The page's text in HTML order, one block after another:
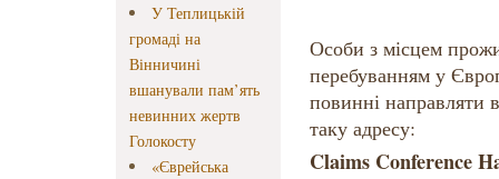
У Теплицькій
громаді на
Вінничині
вшанували пам’ять
невинних жертв
Голокосту
«Єврейська
Особи з місцем
перебуванням у
повинні направляти
таку адресу:
Claims Conference